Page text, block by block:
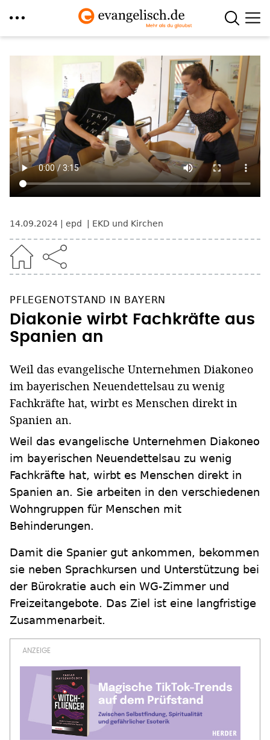
14.09.2024 epd EKD und Kirchen
PFLEGENOTSTAND IN BAYERN
Diakonie wirbt Fachkräfte aus
Spanien an
Weil das evangelische Unternehmen Diakoneo
im bayerischen Neuendettelsau zu wenig
Fachkräfte hat, wirbt es Menschen direkt in
Spanien an.
Weil das evangelische Unternehmen Diakoneo
im bayerischen Neuendettelsau zu wenig
Fachkräfte hat, wirbt es Menschen direkt in
Spanien an. Sie arbeiten in den verschiedenen
Wohngruppen für Menschen mit
Behinderungen.
Damit die Spanier gut ankommen, bekommen
sie neben Sprachkursen und Unterstützung bei
der Bürokratie auch ein WG-Zimmer und
Freizeitangebote. Das Ziel ist eine langfristige
Zusammenarbeit.